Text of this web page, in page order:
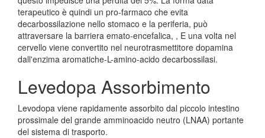
terapeutico è quindi un pro-farmaco che evita
decarbossilazione nello stomaco e la periferia, può
attraversare la barriera emato-encefalica, , E una volta nel
cervello viene convertito nel neurotrasmettitore dopamina
dall'enzima aromatiche-L-amino-acido decarbossilasi.
Levedopa Assorbimento
Levodopa viene rapidamente assorbito dal piccolo intestino
prossimale del grande amminoacido neutro (LNAA) portante
del sistema di trasporto.